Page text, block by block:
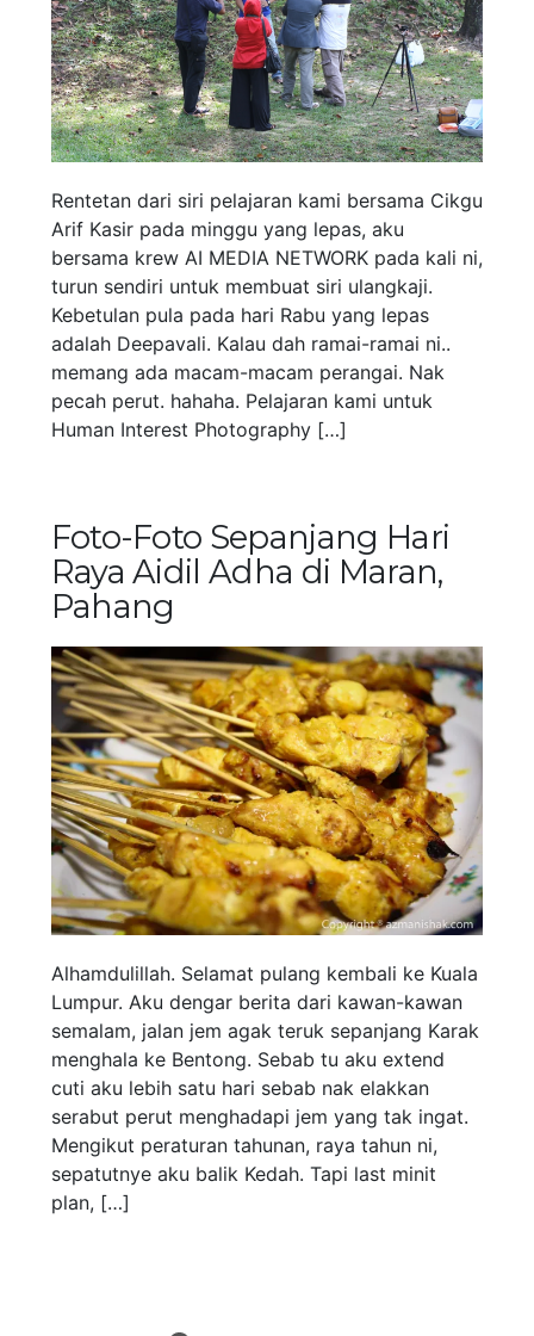
Rentetan dari siri pelajaran kami bersama Cikgu
Arif Kasir pada minggu yang lepas, aku
bersama krew AI MEDIA NETWORK pada kali ni,
turun sendiri untuk membuat siri ulangkaji.
Kebetulan pula pada hari Rabu yang lepas
adalah Deepavali. Kalau dah ramai-ramai ni..
memang ada macam-macam perangai. Nak
pecah perut. hahaha. Pelajaran kami untuk
Human Interest Photography […]
Foto-Foto Sepanjang Hari
Raya Aidil Adha di Maran,
Pahang
Alhamdulillah. Selamat pulang kembali ke Kuala
Lumpur. Aku dengar berita dari kawan-kawan
semalam, jalan jem agak teruk sepanjang Karak
menghala ke Bentong. Sebab tu aku extend
cuti aku lebih satu hari sebab nak elakkan
serabut perut menghadapi jem yang tak ingat.
Mengikut peraturan tahunan, raya tahun ni,
sepatutnye aku balik Kedah. Tapi last minit
plan, […]